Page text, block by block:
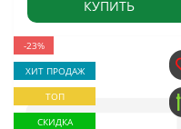
КУПИТЬ
-23%
ХИТ ПРОДАЖ
ТОП
СКИДКА